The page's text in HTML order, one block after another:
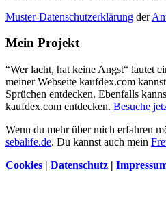
Muster-Datenschutzerklärung der
Mein Projekt
“Wer lacht, hat keine Angst“ lautet
meiner Webseite kaufdex.com
Sprüchen entdecken. Ebenfalls
kaufdex.com entdecken. Besuche
Wenn du mehr über mich erfahren
sebalife.de. Du kannst auch mein
Cookies | Datenschutz |